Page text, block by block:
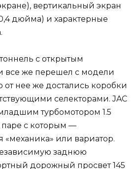
вертикальный экран
дюйма) и характерные
с открытым
все же перешел с модели
от нее же достались коробки
селекторами. JAC
турбомотором 1.5
паре с которым —
«механика» или вариатор.
заднюю
дорожный просвет 145